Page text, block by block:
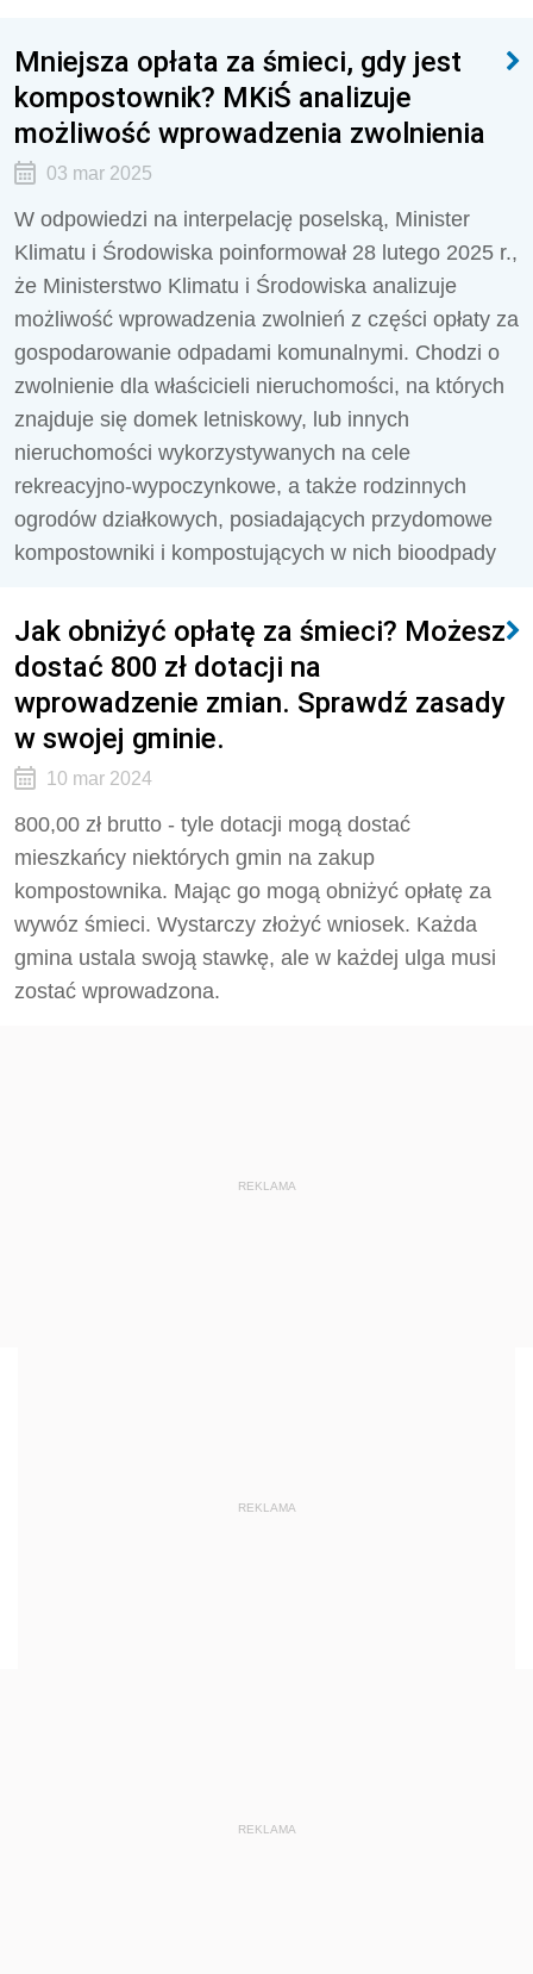
Mniejsza opłata za śmieci, gdy jest
kompostownik? MKiŚ analizuje
możliwość wprowadzenia zwolnienia
03 mar 2025
W odpowiedzi na interpelację poselską, Minister
Klimatu i Środowiska poinformował 28 lutego 2025 r.,
że Ministerstwo Klimatu i Środowiska analizuje
możliwość wprowadzenia zwolnień z części opłaty za
gospodarowanie odpadami komunalnymi. Chodzi o
zwolnienie dla właścicieli nieruchomości, na których
znajduje się domek letniskowy, lub innych
nieruchomości wykorzystywanych na cele
rekreacyjno-wypoczynkowe, a także rodzinnych
ogrodów działkowych, posiadających przydomowe
kompostowniki i kompostujących w nich bioodpady
Jak obniżyć opłatę za śmieci? Możesz
dostać 800 zł dotacji na
wprowadzenie zmian. Sprawdź zasady
w swojej gminie.
10 mar 2024
800,00 zł brutto - tyle dotacji mogą dostać
mieszkańcy niektórych gmin na zakup
kompostownika. Mając go mogą obniżyć opłatę za
wywóz śmieci. Wystarczy złożyć wniosek. Każda
gmina ustala swoją stawkę, ale w każdej ulga musi
zostać wprowadzona.
REKLAMA
REKLAMA
REKLAMA